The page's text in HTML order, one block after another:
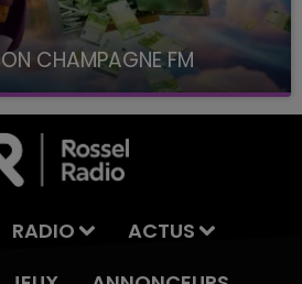
CHAMPAGNE FM
FM, à 8H10
RADIO
ACTUS